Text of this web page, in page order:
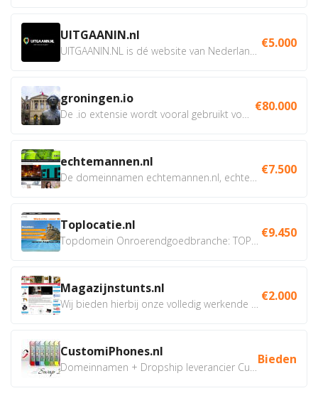
UITGAANIN.nl €5.000
groningen.io €80.000
echtemannen.nl €7.500
Toplocatie.nl €9.450
Magazijnstunts.nl €2.000
CustomiPhones.nl Bieden